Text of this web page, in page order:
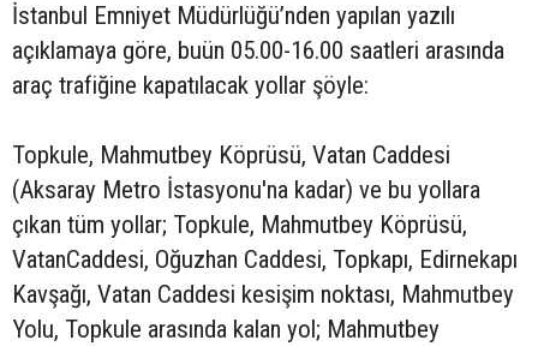
İstanbul Emniyet Müdürlüğü’nden yapılan yazılı
açıklamaya göre, buün 05.00-16.00 saatleri arasında
araç trafiğine kapatılacak yollar şöyle:
Topkule, Mahmutbey Köprüsü, Vatan Caddesi
(Aksaray Metro İstasyonu'na kadar) ve bu yollara
çıkan tüm yollar; Topkule, Mahmutbey Köprüsü,
VatanCaddesi, Oğuzhan Caddesi, Topkapı, Edirnekapı
Kavşağı, Vatan Caddesi kesişim noktası, Mahmutbey
Yolu, Topkule arasında kalan yol; Mahmutbey